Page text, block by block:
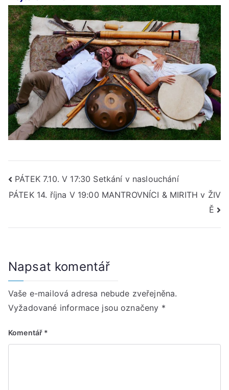
Navigace
pro
příspěvek
PÁTEK 7.10. V 17:30 Setkání v naslouchání
PÁTEK 14. října V 19:00 MANTROVNÍCI & MIRITH v ŽIV
Ě
Napsat komentář
Vaše e-mailová adresa nebude zveřejněna.
Vyžadované informace jsou označeny *
Komentář *